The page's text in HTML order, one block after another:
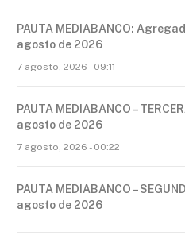
PAUTA MEDIABANCO:
agosto de 2026
7 agosto, 2026 - 09:11
PAUTA MEDIABANCO –
agosto de 2026
7 agosto, 2026 - 00:22
PAUTA MEDIABANCO –
agosto de 2026